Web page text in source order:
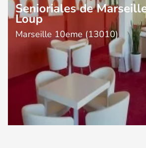
Senioriales de
Loup
Marseille 10eme (13010)